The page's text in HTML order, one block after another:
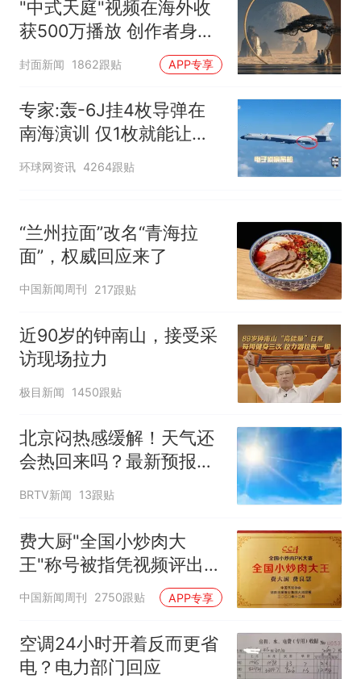
"中式天庭"视频在海外收
获500万播放 创作者身份
披露
封面新闻 1862跟贴 APP专享
专家:轰-6J挂4枚导弹在
南海演训 仅1枚就能让航
母瘫痪
环球网资讯 4264跟贴
“兰州拉面”改名“青海拉
面”，权威回应来了
中国新闻周刊 217跟贴
近90岁的钟南山，接受采
访现场拉力
极目新闻 1450跟贴
北京闷热感缓解！天气还
会热回来吗？最新预报
——
BRTV新闻 13跟贴
费大厨"全国小炒肉大
王"称号被指凭视频评出
官方回应
中国新闻周刊 2750跟贴 APP专享
空调24小时开着反而更省
电？电力部门回应